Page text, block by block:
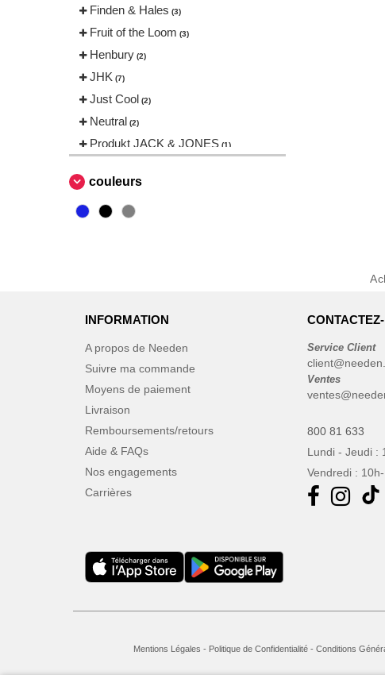
Finden & Hales (3)
Fruit of the Loom (3)
Henbury (2)
JHK (7)
Just Cool (2)
Neutral (2)
Produkt JACK & JONES (1)
Result
Russell (3)
VESTI (2)
couleurs
INFORMATION
A propos de Needen
Suivre ma commande
Moyens de paiement
Livraison
Remboursements/retours
Aide & FAQs
Nos engagements
Carrières
Service Client
Ventes
800 81 633
Lundi - Jeudi :
Vendredi :
Mentions Légales - Politique de Confidentialité- Conditions